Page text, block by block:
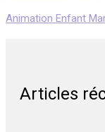
Animation Enfant
Articles